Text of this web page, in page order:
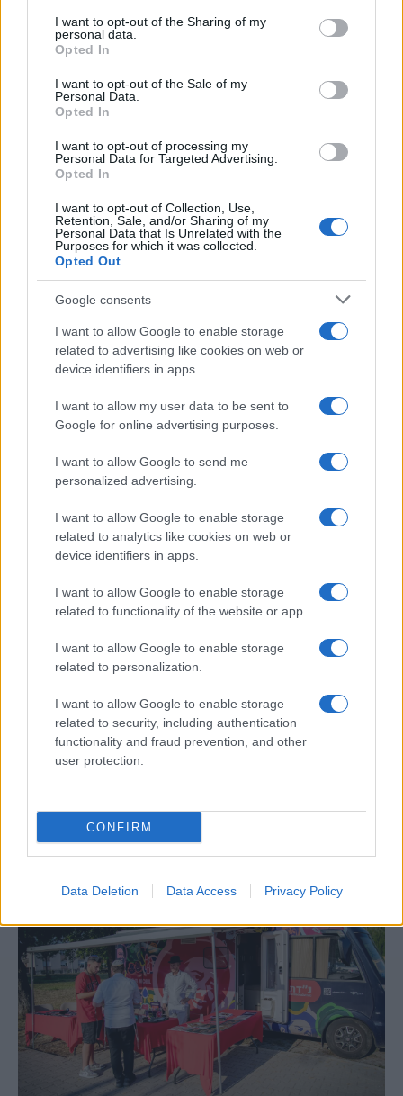
not limited to your visit or usage behaviour. You may click to
grant or deny consent to Google and its third-party tags to
use your data for below specified purposes in below Google
consent section.
I want to opt-out of the Sharing of my
personal data.
Opted In
I want to opt-out of the Sale of my
Personal Data.
Opted In
I want to opt-out of processing my
Personal Data for Targeted Advertising.
Opted In
I want to opt-out of Collection, Use,
Retention, Sale, and/or Sharing of my
Personal Data that Is Unrelated with the
Purposes for which it was collected.
Opted Out
Google consents
I want to allow Google to enable storage
related to advertising like cookies on web or
device identifiers in apps.
I want to allow my user data to be sent to
Google for online advertising purposes.
I want to allow Google to send me
personalized advertising.
I want to allow Google to enable storage
related to analytics like cookies on web or
device identifiers in apps.
I want to allow Google to enable storage
related to functionality of the website or app.
I want to allow Google to enable storage
related to personalization.
I want to allow Google to enable storage
related to security, including authentication
functionality and fraud prevention, and other
user protection.
CONFIRM
Data Deletion Data Access Privacy Policy
hűséget fogadott az Iszlám
Államnak,
és felvette a Vilájat Sínai (Sínai Tartomány)
nevet.
Az elnöki posztot Murszi hatalmának
megdöntése után elfoglaló Abdel-Fattáh esz-
Szíszi tavaly februárban hirdette meg a
„Sínai-2018″ nevű terrorelhárító
hadműveletet, amelynek során —
hírügynökségi összesítés szerint — eddig
mintegy 850 dzsihadistát öltek meg, és 35
katona vesztette életét.
Egy különleges családi járattal 140 új